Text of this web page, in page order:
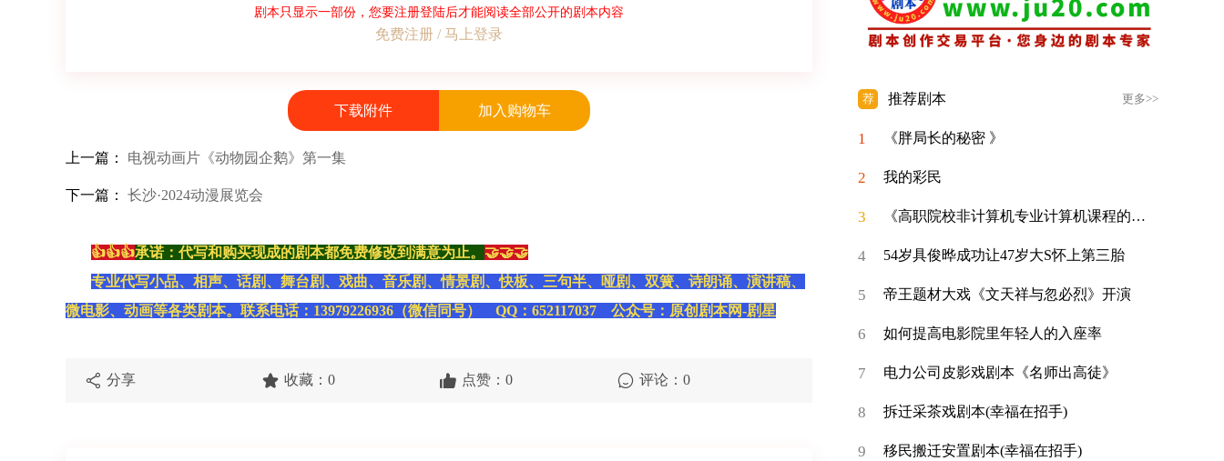
剧本只显示一部份，您要注册登陆后才能阅读全部公开的剧本内容
免费注册 / 马上登录
下载附件 加入购物车
上一篇： 电视动画片《动物园企鹅》第一集
下一篇： 长沙·2024动漫展览会
👍👍👍承诺：代写和购买现成的剧本都免费修改到满意为止。 🤝🤝🤝
专业代写小品、相声、话剧、舞台剧、戏曲、音乐剧、情景剧、快板、三句半、哑剧、双簧、诗朗诵、演讲稿、
微电影、动画等各类剧本。联系电话：13979226936（微信同号） QQ：652117037 公众号：原创剧本网-剧星
分享 收藏：0 点赞：0 评论：0
荐 推荐剧本 更多>>
1 《胖局长的秘密 》
2 我的彩民
3 《高职院校非计算机专业计算机课程的教学改进策略探析》
4 54岁具俊晔成功让47岁大S怀上第三胎
5 帝王题材大戏《文天祥与忽必烈》开演
6 如何提高电影院里年轻人的入座率
7 电力公司皮影戏剧本《名师出高徒》
8 拆迁采茶戏剧本(幸福在招手)
9 移民搬迁安置剧本(幸福在招手)